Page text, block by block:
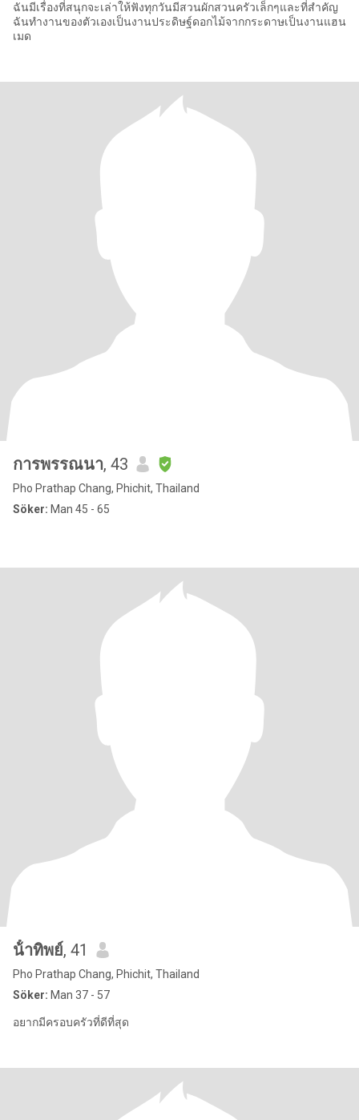
ฉันมีเรื่องที่สนุกจะเล่าให้ฟังทุกวันมีสวนผักสวนครัวเล็กๆและที่สำคัญ
ฉันทำงานของตัวเองเป็นงานประดิษฐ์ดอกไม้จากกระดาษเป็นงานแฮน
เมด
การพรรณนา, 43
Pho Prathap Chang, Phichit, Thailand
Söker: Man 45 - 65
น้ําทิพย์, 41
Pho Prathap Chang, Phichit, Thailand
Söker: Man 37 - 57
อยากมีครอบครัวที่ดีที่สุด